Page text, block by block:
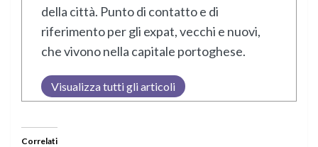
della città. Punto di contatto e di
riferimento per gli expat, vecchi e nuovi,
che vivono nella capitale portoghese.
Visualizza tutti gli articoli
Correlati